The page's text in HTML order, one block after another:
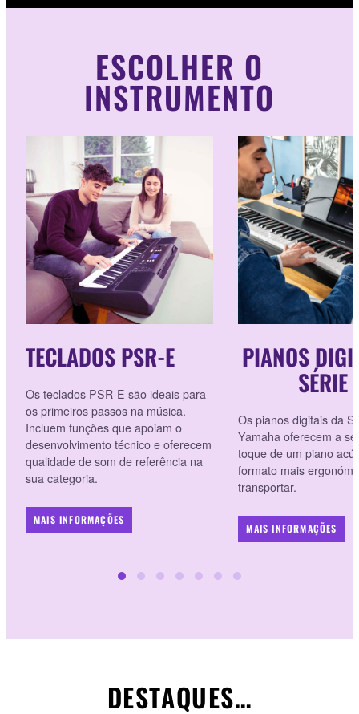
ESCOLHER O
INSTRUMENTO
TECLADOS PSR-E
Os teclados PSR-E são ideais para
os primeiros passos na música.
Incluem funções que apoiam o
desenvolvimento técnico e oferecem
qualidade de som de referência na
sua categoria.
MAIS INFORMAÇÕES
PIANOS
SÉRIE
Os pianos digitais da
Yamaha oferecem a
toque de um piano
formato mais
transportar.
MAIS INFORMAÇÕES
DESTAQUES…